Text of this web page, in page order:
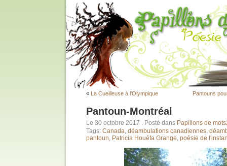
« La Cueilleuse à l’Olympique Pantouns
Pantoun-Montréal
Le 30 octobre 2017 . Posté dans Papillons de mots
Tags: Canada, déambulations canadiennes,
pantoun, Patricia Houéfa Grange, poésie de